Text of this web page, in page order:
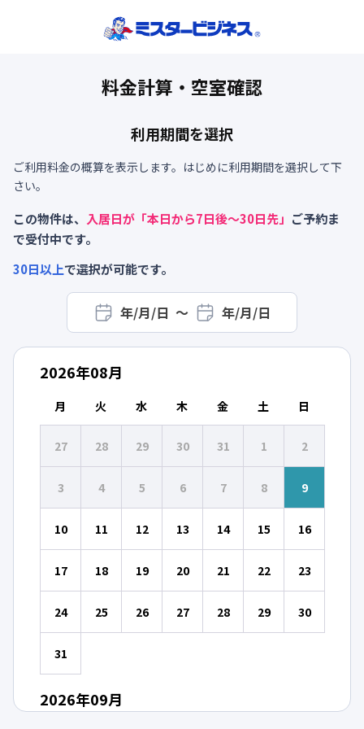
料金計算・空室確認
利用期間を選択
ご利用料金の概算を表示します。はじめに利用期間を選択して下
さい。
この物件は、 入居日が「本日から7日後～30日先」 ご予約ま
で受付中です。
30日以上で選択が可能です。
年/月/日 〜 年/月/日
2026年08月
月 火 水 木 金 土 日
27 28 29 30 31 1 2
3 4 5 6 7 8 9
10 11 12 13 14 15 16
17 18 19 20 21 22 23
24 25 26 27 28 29 30
31
2026年09月